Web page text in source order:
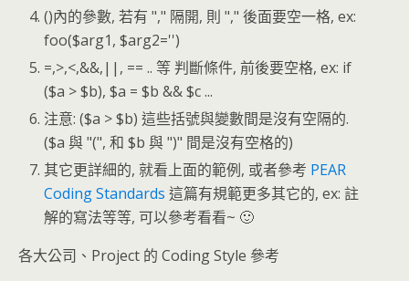
()內的參數, 若有 "," 隔開, 則 "," 後面要空一格, ex:
foo($arg1, $arg2='')
=,>,<,&&,||, == .. 等 判斷條件, 前後要空格, ex: if
($a > $b), $a = $b && $c ...
注意: ($a > $b) 這些括號與變數間是沒有空隔的.
($a 與 "(", 和 $b 與 ")" 間是沒有空格的)
其它更詳細的, 就看上面的範例, 或者參考 PEAR
Coding Standards 這篇有規範更多其它的, ex: 註
解的寫法等等, 可以參考看看~ 🙂
各大公司、Project 的 Coding Style 參考